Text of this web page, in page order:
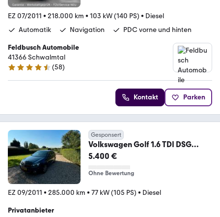
EZ 07/2011 • 218.000 km • 103 kW (140 PS) • Diesel
Automatik
Navigation PDC vorne und hinten
Feldbusch Automobile
41366 Schwalmtal
4.5 Sterne
(58)
Kontakt Parken
Gesponsert
Volkswagen Golf 1.6 TDI DSG
Exclusive Variant
5.400 €
Ohne Bewertung
EZ 09/2011 • 285.000 km • 77 kW (105 PS) • Diesel
Privatanbieter